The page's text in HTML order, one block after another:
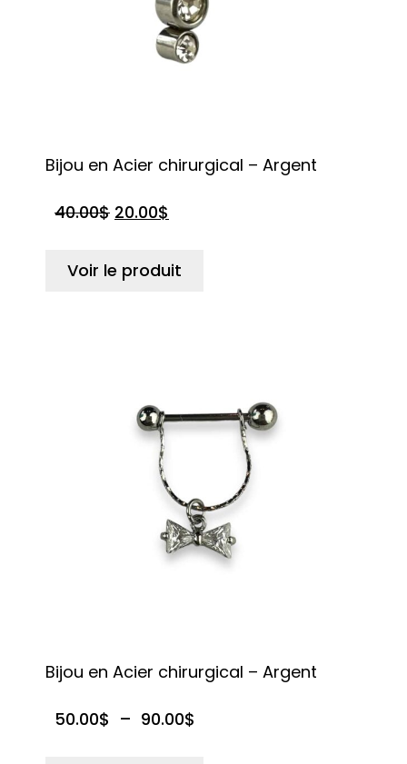
Bijou en Acier chirurgical – Argent
40.00$ 20.00$
Voir le produit
Bijou en Acier chirurgical – Argent
50.00$ – 90.00$